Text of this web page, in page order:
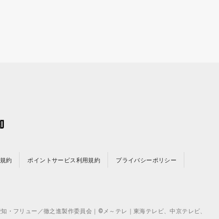
約 ポイントサービス利用規約 プライバシーポリシー
フリュー／徹之進製作委員会｜©メ～テレ｜東海テレビ、中京テレビ、